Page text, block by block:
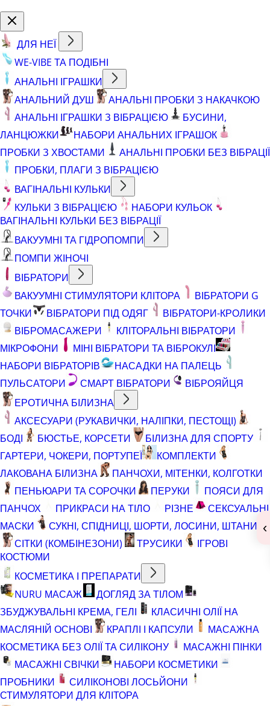
ДЛЯ НЕЇ
WE-VIBE ТА ПОДІБНІ
АНАЛЬНІ ІГРАШКИ
АНАЛЬНИЙ ДУШ
АНАЛЬНІ ПРОБКИ З НАКАЧКОЮ
АНАЛЬНІ ІГРАШКИ З ВІБРАЦІЄЮ
БУСИНИ,
ЛАНЦЮЖКИ
НАБОРИ АНАЛЬНИХ ІГРАШОК
ПРОБКИ З ХВОСТАМИ
АНАЛЬНІ ПРОБКИ БЕЗ ВІБРАЦІЇ
ПРОБКИ, ПЛАГИ З ВІБРАЦІЄЮ
ВАГІНАЛЬНІ КУЛЬКИ
КУЛЬКИ З ВІБРАЦІЄЮ
НАБОРИ КУЛЬОК
ВАГІНАЛЬНІ КУЛЬКИ БЕЗ ВІБРАЦІЇ
ВАКУУМНІ ТА ГІДРОПОМПИ
ПОМПИ ЖІНОЧІ
ВІБРАТОРИ
ВАКУУМНІ СТИМУЛЯТОРИ КЛІТОРА
ВІБРАТОРИ G
ТОЧКИ
ВІБРАТОРИ ПІД ОДЯГ
ВІБРАТОРИ-КРОЛИКИ
ВІБРОМАСАЖЕРИ
КЛІТОРАЛЬНІ ВІБРАТОРИ
МІКРОФОНИ
МІНІ ВІБРАТОРИ ТА ВІБРОКУЛІ
НАБОРИ ВІБРАТОРІВ
НАСАДКИ НА ПАЛЕЦЬ
ПУЛЬСАТОРИ
СМАРТ ВІБРАТОРИ
ВІБРОЯЙЦЯ
ЕРОТИЧНА БІЛИЗНА
АКСЕСУАРИ (РУКАВИЧКИ, НАЛІПКИ, ПЕСТОЩІ)
БОДІ
БЮСТЬЕ, КОРСЕТИ
БІЛИЗНА ДЛЯ СПОРТУ
ГАРТЕРИ, ЧОКЕРИ, ПОРТУПЕЇ
КОМПЛЕКТИ
ЛАКОВАНА БІЛИЗНА
ПАНЧОХИ, МІТЕНКИ, КОЛГОТКИ
ПЕНЬЮАРИ ТА СОРОЧКИ
ПЕРУКИ
ПОЯСИ ДЛЯ
ПАНЧОХ
ПРИКРАСИ НА ТІЛО РІЗНЕ
СЕКСУАЛЬНІ
МАСКИ
СУКНІ, СПІДНИЦІ, ШОРТИ, ЛОСИНИ, ШТАНИ
СІТКИ (КОМБІНЕЗОНИ)
ТРУСИКИ
ІГРОВІ
КОСТЮМИ
КОСМЕТИКА І ПРЕПАРАТИ
NURU МАСАЖ
ДОГЛЯД ЗА ТІЛОМ
ЗБУДЖУВАЛЬНІ КРЕМА, ГЕЛІ
КЛАСИЧНІ ОЛІЇ НА
МАСЛЯНІЙ ОСНОВІ
КРАПЛІ І КАПСУЛИ
МАСАЖНА
КОСМЕТИКА БЕЗ ОЛІЇ ТА СИЛІКОНУ
МАСАЖНІ ПІНКИ
МАСАЖНІ СВІЧКИ
НАБОРИ КОСМЕТИКИ
ПРОБНИКИ
СИЛІКОНОВІ ЛОСЬЙОНИ
СТИМУЛЯТОРИ ДЛЯ КЛІТОРА
‹